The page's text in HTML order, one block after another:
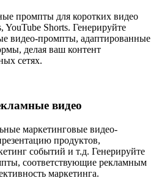
промпты для коротких видео
YouTube Shorts. Генерируйте
видео-промпты, адаптированные
делая ваш контент
сетях.
видео
маркетинговые видео-
продуктов,
событий и т.д. Генерируйте
соответствующие рекламным
маркетинга.